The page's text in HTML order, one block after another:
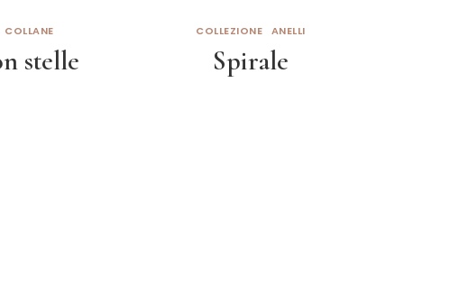
COLLANE
stelle
COLLEZIONE ANELLI
Spirale